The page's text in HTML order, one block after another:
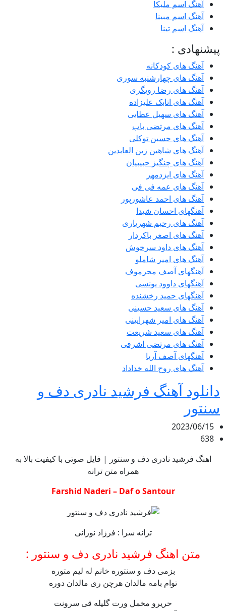
آهنگ اسم ملیکا
آهنگ اسم مبینا
آهنگ اسم تینا
پیشنهادی :
آهنگ های کودکانه
آهنگ های چهارشنبه سوری
آهنگ های رضا رویگری
آهنگ های اتابک علیزاده
آهنگ های سهیل عطایی
آهنگ های مرتضی باب
آهنگ های حسین توکلی
آهنگ های شاهین زین العابدین
آهنگ های چنگیز حبیبیان
آهنگ های ایزدمهر
آهنگ های عمه فی فی
آهنگ های احمد عاشورپور
آهنگهای احسان شیدا
آهنگ های رحیم شهریاری
آهنگ های اصغر باکردار
آهنگ های داود سرخوش
آهنگ های امیر شاملو
آهنگهای آصف محرموف
آهنگهای داوود یونسی
آهنگهای حمید رخشنده
آهنگ های سعید حسینی
آهنگ های امیر شهرایینی
آهنگ های سعید شریعت
آهنگ های مرتضی اشرفی
آهنگهای آصف آریا
آهنگ های روح الله خداداد
دانلود آهنگ فرشید نادری دف و
سنتور
2023/06/15
638
اهنگ فرشید نادری دف و سنتور | فایل صوتی با کیفیت بالا به
همراه متن ترانه
Farshid Naderi – Daf o Santour
ترانه سرا : فرزاد نورانی
متن اهنگ فرشید نادری دف و سنتور :
بزمی دف و سنتوره خانم له لیم متوره
توام بامه مالدان هرچن ری مالدان دوره
حریرو مخمل ورت گلیله قی سرونت